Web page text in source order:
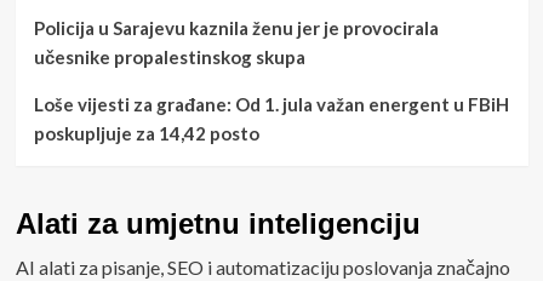
Policija u Sarajevu kaznila ženu jer je provocirala
učesnike propalestinskog skupa
Loše vijesti za građane: Od 1. jula važan energent u FBiH
poskupljuje za 14,42 posto
Alati za umjetnu inteligenciju
AI alati za pisanje, SEO i automatizaciju poslovanja značajno